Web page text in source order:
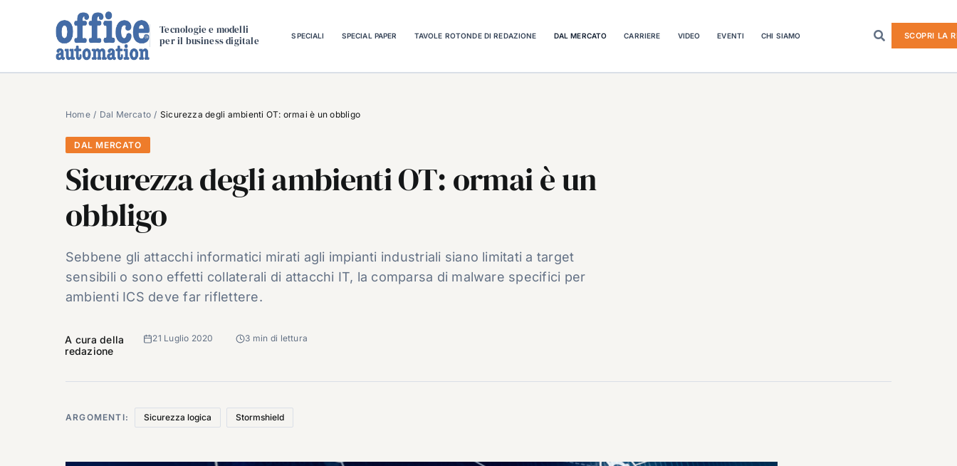
Tecnologie e modelli
per il business digitale
SPECIALI SPECIAL PAPER TAVOLE ROTONDE DI REDAZIONE DAL MERCATO CARRIERE VIDEO EVENTI CHI SIAMO SCOPRI LA
Home Dal Mercato Sicurezza degli ambienti OT: ormai è un obbligo
DAL MERCATO
Sicurezza degli ambienti OT: ormai è un
obbligo
Sebbene gli attacchi informatici mirati agli impianti industriali siano limitati a target
sensibili o sono effetti collaterali di attacchi IT, la comparsa di malware specifici per
ambienti ICS deve far riflettere.
A cura della
redazione
21 Luglio 2020 3 min di lettura
ARGOMENTI: Sicurezza logica Stormshield